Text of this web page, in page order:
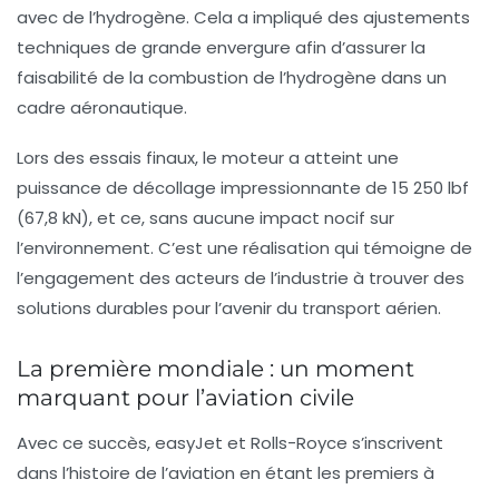
avec de l’hydrogène. Cela a impliqué des ajustements
techniques de grande envergure afin d’assurer la
faisabilité de la combustion de l’hydrogène dans un
cadre aéronautique.
Lors des essais finaux, le moteur a atteint une
puissance de décollage impressionnante de 15 250 lbf
(67,8 kN), et ce, sans aucune impact nocif sur
l’environnement. C’est une réalisation qui témoigne de
l’engagement des acteurs de l’industrie à trouver des
solutions durables pour l’avenir du transport aérien.
La première mondiale : un moment
marquant pour l’aviation civile
Avec ce succès, easyJet et Rolls-Royce s’inscrivent
dans l’histoire de l’aviation en étant les premiers à